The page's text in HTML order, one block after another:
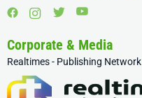
Corporate & Media
Realtimes - Publishing Network